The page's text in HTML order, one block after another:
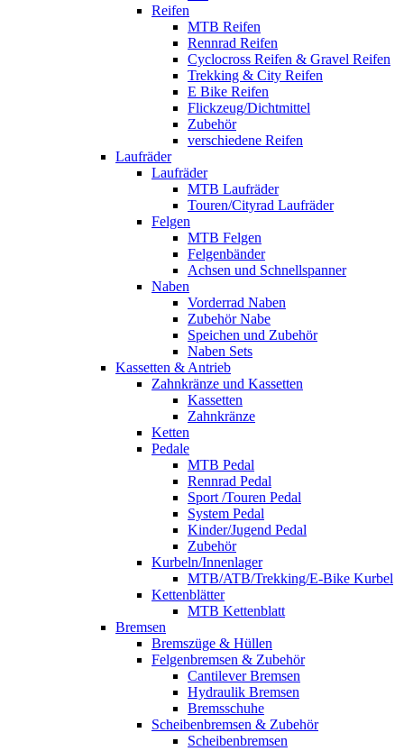
Reifen
MTB Reifen
Rennrad Reifen
Cyclocross Reifen & Gravel Reifen
Trekking & City Reifen
E Bike Reifen
Flickzeug/Dichtmittel
Zubehör
verschiedene Reifen
Laufräder
Laufräder
MTB Laufräder
Touren/Cityrad Laufräder
Felgen
MTB Felgen
Felgenbänder
Achsen und Schnellspanner
Naben
Vorderrad Naben
Zubehör Nabe
Speichen und Zubehör
Naben Sets
Kassetten & Antrieb
Zahnkränze und Kassetten
Kassetten
Zahnkränze
Ketten
Pedale
MTB Pedal
Rennrad Pedal
Sport /Touren Pedal
System Pedal
Kinder/Jugend Pedal
Zubehör
Kurbeln/Innenlager
MTB/ATB/Trekking/E-Bike Kurbel
Kettenblätter
MTB Kettenblatt
Bremsen
Bremszüge & Hüllen
Felgenbremsen & Zubehör
Cantilever Bremsen
Hydraulik Bremsen
Bremsschuhe
Scheibenbremsen & Zubehör
Scheibenbremsen